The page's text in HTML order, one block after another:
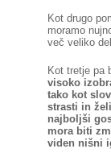
Kot drugo
moramo
več veliko
Kot tretje pa
visoko
tako kot
strasti in
najboljši
mora biti
viden nišni